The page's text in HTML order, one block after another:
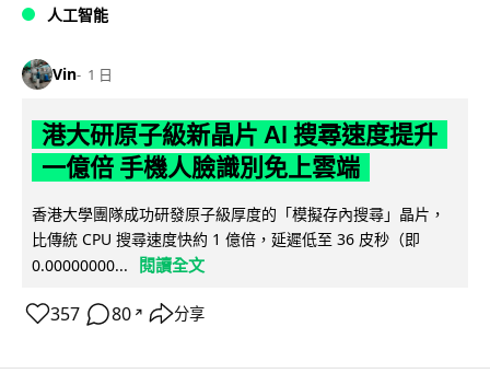
人工智能
Vin 1 日
港大研原子級新晶片 AI 搜尋速度提升
一億倍 手機人臉識別免上雲端
香港大學團隊成功研發原子級厚度的「模擬存內搜尋」晶片，
比傳統 CPU 搜尋速度快約 1 億倍，延遲低至 36 皮秒（即
0.00000000...
閱讀全文
357 80 ↗ 分享